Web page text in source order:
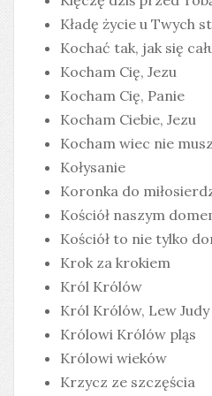
Kładę życie u Twych
Kochać tak, jak się
Kocham Cię, Jezu
Kocham Cię, Panie
Kocham Ciebie, Jezu
Kocham wiec nie
Kołysanie
Koronka do
Kościół naszym
Kościół to nie tylko
Krok za krokiem
Król Królów
Król Królów, Lew Judy
Królowi Królów pląs
Królowi wieków
Krzycz ze szczęścia